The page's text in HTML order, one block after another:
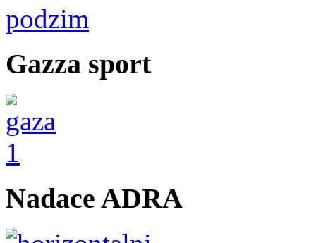
Gazza sport
Nadace ADRA